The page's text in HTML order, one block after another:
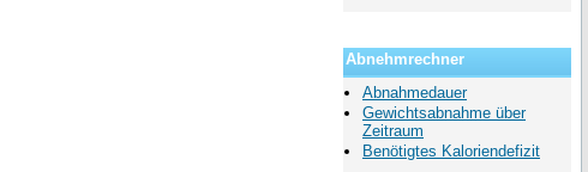
Abnehmrechner
Abnahmedauer
Gewichtsabnahme über
Zeitraum
Benötigtes Kaloriendefizit